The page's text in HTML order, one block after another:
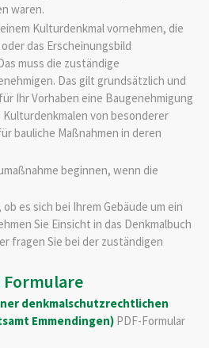
waren.
Kulturdenkmal vornehmen, die
das Erscheinungsbild
muss die zuständige
Das gilt grundsätzlich und
Ihr Vorhaben eine Baugenehmigung
von besonderer
bauliche Maßnahmen in deren
beginnen, wenn die
es sich bei Ihrem Gebäude um ein
Sie Einsicht in das Denkmalbuch
fragen Sie bei der zuständigen
Formulare
denkmalschutzrechtlichen
Emmendingen) PDF-Formular